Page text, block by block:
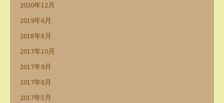
2020年12月
2019年6月
2018年8月
2017年10月
2017年9月
2017年6月
2017年5月